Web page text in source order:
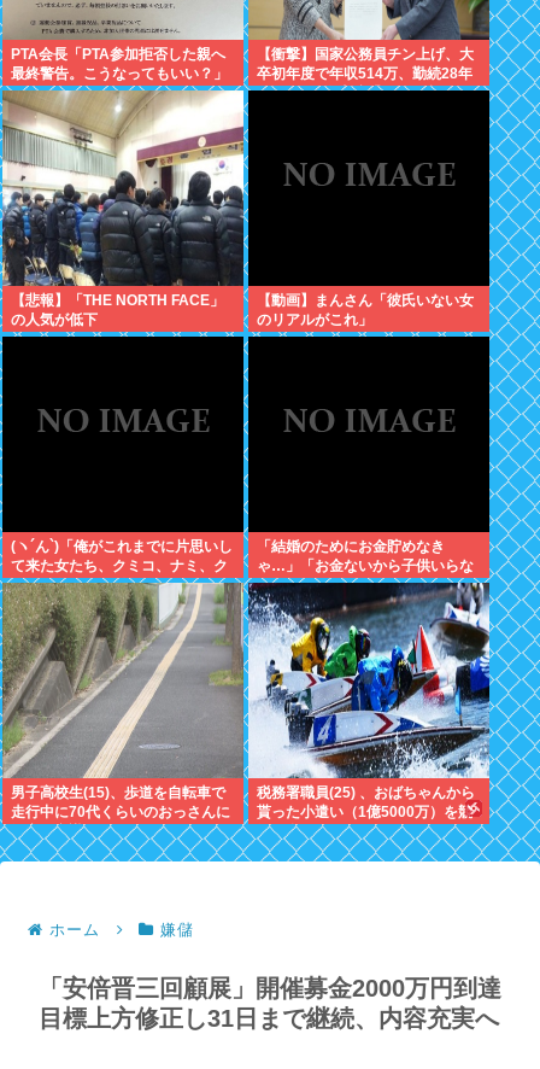
PTA会長「PTA参加拒否した親へ
最終警告。こうなってもいい？」
【衝撃】国家公務員チン上げ、大
卒初年度で年収514万、勤続28年
で1500万 人事院「民間に合わせ
【悲報】「THE NORTH FACE」
の人気が低下
【動画】まんさん「彼氏いない女
のリアルがこれ」
(ヽ´ん`)「俺がこれまでに片思いし
て来た女たち、クミコ、ナミ、ク
ミコ(1人目とは別人、タミヨ、カ
オリ、ユカリ…」
「結婚のためにお金貯めなき
ゃ…」「お金ないから子供いらな
い」←こいつら
男子高校生(15)、歩道を自転車で
走行中に70代くらいのおっさんに
衝突し意識不明にさせてしまう
税務署職員(25) 、おばちゃんから
貰った小遣い（1億5000万）を競
艇に全ツッパしたのがバレるｗｗ
ｗ
ホーム 嫌儲
「安倍晋三回顧展」開催募金2000万円到達
目標上方修正し31日まで継続、内容充実へ